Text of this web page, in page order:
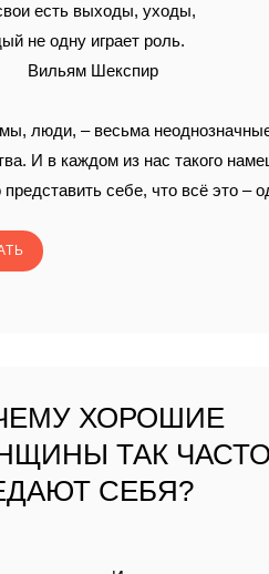
есть выходы, уходы,
не одну играет роль.
Шекспир
люди, – весьма
И в каждом из нас такого
представить себе, что всё это –
ХОРОШИЕ
ТАК ЧАСТО
СЕБЯ?